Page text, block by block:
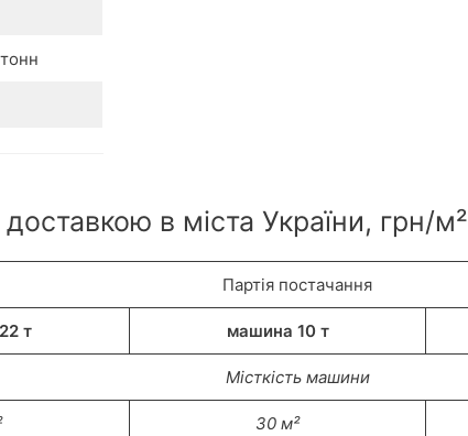
доставкою в міста України, грн/м²
Партія постачання
т машина 10 т
Місткість машини
30 м²